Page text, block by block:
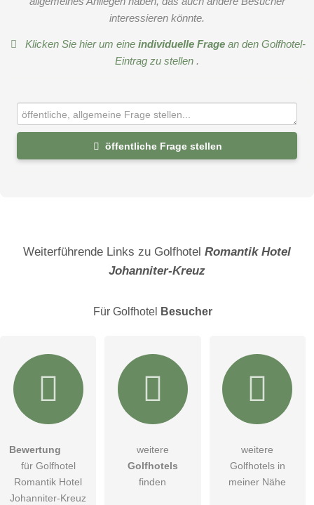
interessieren könnte.
Klicken Sie hier um eine individuelle Fragean den Golfhotel-
Eintrag zu stellen .
öffentliche Frage stellen
DieDatenschutzerklärunghabe ich zur Kenntnis genommen.
öffentliche Frage stellen
Weiterführende Links zu Golfhotel Romantik Hotel
Johanniter-Kreuz
Für Golfhotel Besucher
Bewertung
für Golfhotel
Romantik Hotel
Johanniter-Kreuz
weitere
Golfhotels
finden
weitere
Golfhotels in
meiner Nähe